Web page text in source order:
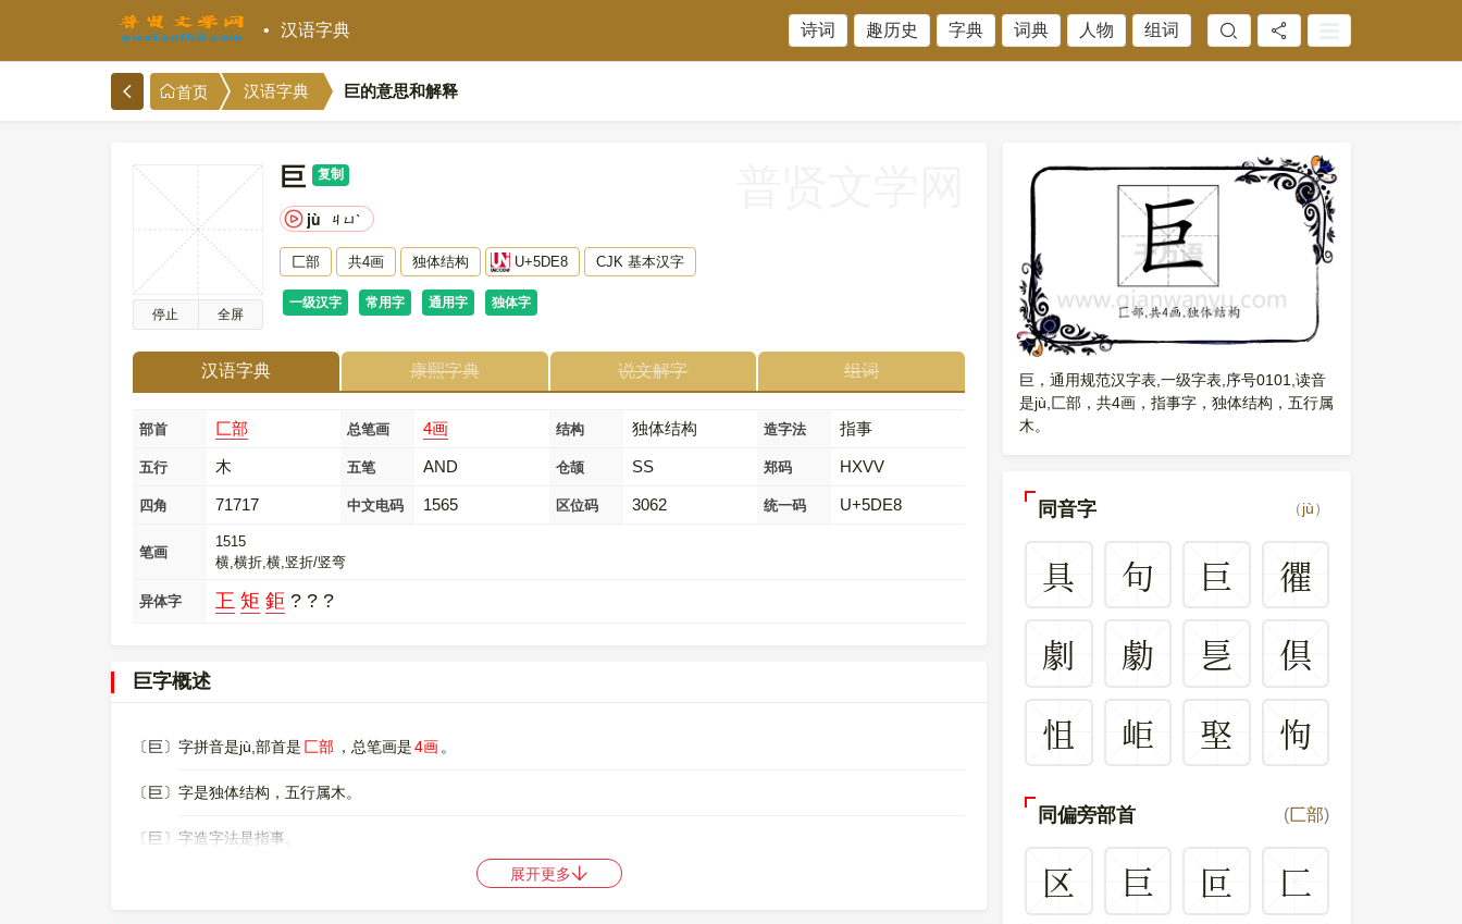
汉语字典 诗词 趣历史 字典 词典 人物 组词
首页 汉语字典 巨的意思和解释
停止 全屏
巨 复制
jù ㄐㄩˋ
匚部 共4画 独体结构 U+5DE8 CJK 基本汉字
一级汉字 常用字 通用字 独体字
汉语字典 康熙字典 说文解字 组词
部首 匚部 总笔画 4画 结构 独体结构 造字法 指事
五行 木 五笔 AND 仓颉 SS 郑码 HXVV
四角 71717 中文电码 1565 区位码 3062 统一码 U+5DE8
笔画
1515
横,横折,横,竖折/竖弯
异体字 㠪 矩 鉅 ? ? ?
巨字概述
〔巨〕字拼音是jù,部首是 匚部 ，总笔画是4画 。
〔巨〕字是独体结构，五行属木。
〔巨〕字造字法是指事。
71717，郑码是HXVV，中文电码是
展开更多
巨，通用规范汉字表,一级字表,序号0101,读音
是jù,匚部，共4画，指事字，独体结构，五行属
木。
同音字 （jù）
具 句 巨
忂
劇
勮 乬
倶
怚
岠 埾 怐
同偏旁部首 (匚部)
区 巨 叵
匚